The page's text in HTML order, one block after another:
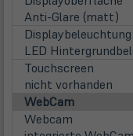
Anti-Glare (matt)
Displaybeleuchtung
LED
Touchscreen
nicht vorhanden
WebCam
Webcam